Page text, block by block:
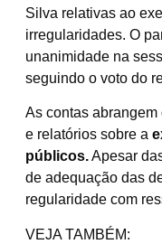
Silva relativas ao
irregularidades. O
unanimidade na
seguindo o voto do
As contas abrangem
e relatórios sobre a
públicos.Apesar
de adequação das
regularidade com
VEJA TAMBÉM: